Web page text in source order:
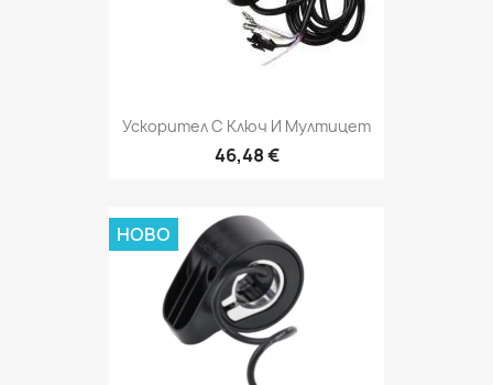
Ускорител С Ключ И Мултицет
46,48 €
НОВО